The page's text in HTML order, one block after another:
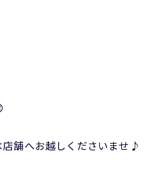
舗へお越しくださいませ♪